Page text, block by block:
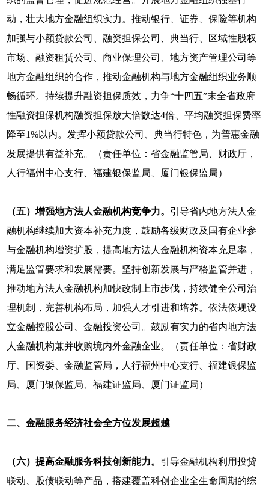
动，壮大地方金融组织实力。推动银行、证券、保险等机构
加强与小额贷款公司、融资担保公司、典当行、区域性股权
市场、融资租赁公司、商业保理公司、地方资产管理公司等
地方金融组织的合作，推动金融机构与地方金融组织业务顺
畅循环。持续提升融资担保质效，力争“十四五”末全省政府
性融资担保机构融资担保放大倍数达4倍、平均融资担保费率
降至1%以内。发挥小额贷款公司、典当行特色，为普惠金融
发展提供有益补充。（责任单位：省金融监管局、财政厅，
人行福州中心支行、福建银保监局、厦门银保监局）
（五）增强地方法人金融机构竞争力。 引导省内地方法人金
融机构继续加大资本补充力度，鼓励各级财政及国有企业参
与金融机构增资扩股，提高地方法人金融机构资本充足率，
满足监管要求和发展需要。坚持创新发展与严格监管并进，
推动地方法人金融机构加快改制上市步伐，持续健全公司治
理机制，完善机构布局，加强人才引进和培养。依法依规设
立金融控股公司、金融投资公司。鼓励有实力的省内地方法
人金融机构兼并收购境内外金融企业。（责任单位：省财政
厅、国资委、金融监管局，人行福州中心支行、福建银保监
局、厦门银保监局、福建证监局、厦门证监局）
二、金融服务经济社会全方位发展超越
（六）提高金融服务科技创新能力。 引导金融机构利用投贷
联动、股债联动等产品，搭建覆盖科创企业全生命周期的综